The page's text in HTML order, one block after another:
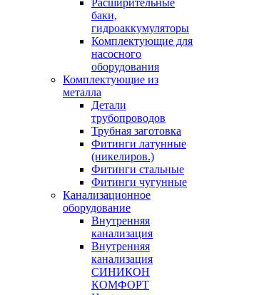
Расширительные
баки,
гидроаккумуляторы
Комплектующие для
насосного
оборудования
Комплектующие из
металла
Детали
трубопроводов
Трубная заготовка
Фитинги латунные
(никелиров.)
Фитинги стальные
Фитинги чугунные
Канализационное
оборудование
Внутренняя
канализация
Внутренняя
канализация
СИНИКОН
КОМФОРТ